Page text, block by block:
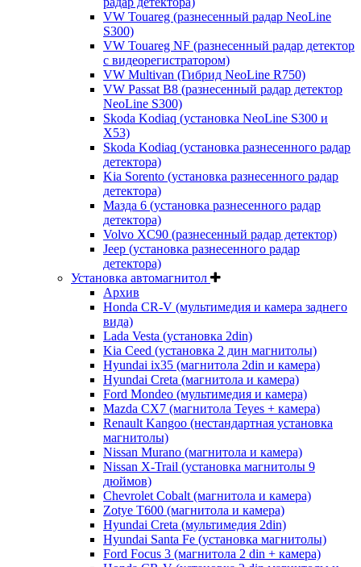
VW Touareg (разнесенный радар NeoLine
S300)
VW Touareg NF (разнесенный радар детектор
с видеорегистратором)
VW Multivan (Гибрид NeoLine R750)
VW Passat B8 (разнесенный радар детектор
NeoLine S300)
Skoda Kodiaq (установка NeoLine S300 и
X53)
Skoda Kodiaq (установка разнесенного радар
детектора)
Kia Sorento (установка разнесенного радар
детектора)
Мазда 6 (установка разнесенного радар
детектора)
Volvo XC90 (разнесенный радар детектор)
Jeep (установка разнесенного радар
детектора)
Установка автомагнитол
Архив
Honda CR-V (мультимедия и камера заднего
вида)
Lada Vesta (установка 2din)
Kia Ceed (установка 2 дин магнитолы)
Hyundai ix35 (магнитола 2din и камера)
Hyundai Creta (магнитола и камера)
Ford Mondeo (мультимедия и камера)
Mazda CX7 (магнитола Teyes + камера)
Renault Kangoo (нестандартная установка
магнитолы)
Nissan Murano (магнитола и камера)
Nissan X-Trail (установка магнитолы 9
дюймов)
Chevrolet Cobalt (магнитола и камера)
Zotye T600 (магнитола и камера)
Hyundai Creta (мультимедия 2din)
Hyundai Santa Fe (установка магнитолы)
Ford Focus 3 (магнитола 2 din + камера)